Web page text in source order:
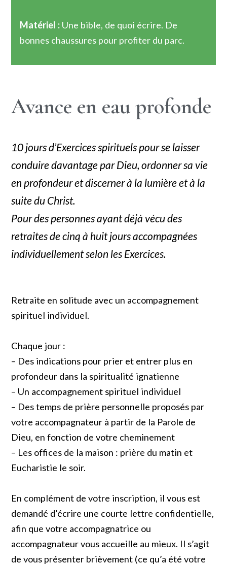
Matériel : Une bible, de quoi écrire. De
bonnes chaussures pour profiter du parc.
Avance en eau profonde
10 jours d’Exercices spirituels pour se laisser
conduire davantage par Dieu, ordonner sa vie
en profondeur et discerner à la lumière et à la
suite du Christ.
Pour des personnes ayant déjà vécu des
retraites de cinq à huit jours accompagnées
individuellement selon les Exercices.
Retraite en solitude avec un accompagnement
spirituel individuel.
Chaque jour :
– Des indications pour prier et entrer plus en
profondeur dans la spiritualité ignatienne
– Un accompagnement spirituel individuel
– Des temps de prière personnelle proposés par
votre accompagnateur à partir de la Parole de
Dieu, en fonction de votre cheminement
– Les offices de la maison : prière du matin et
Eucharistie le soir.
En complément de votre inscription, il vous est
demandé d’écrire une courte lettre confidentielle,
afin que votre accompagnatrice ou
accompagnateur vous accueille au mieux. Il s’agit
de vous présenter brièvement (ce qu’a été votre